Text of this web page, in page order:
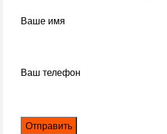
Ваше имя
Ваш телефон